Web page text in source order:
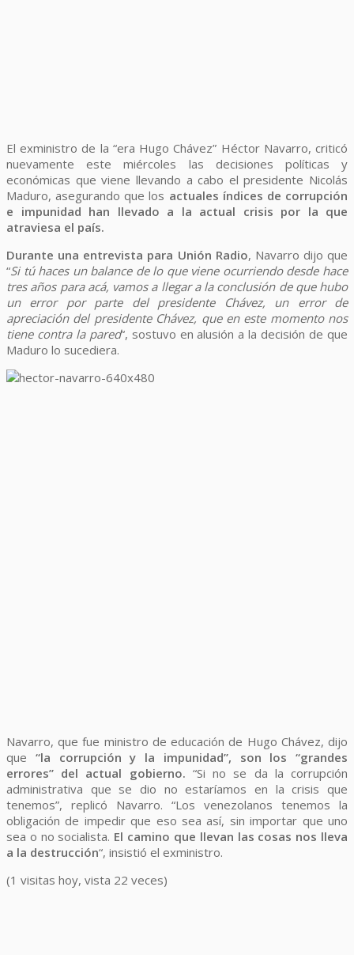
El exministro de la “era Hugo Chávez” Héctor Navarro, criticó
nuevamente este miércoles las decisiones políticas y
económicas que viene llevando a cabo el presidente Nicolás
Maduro, asegurando que los actuales índices de corrupción
e impunidad han llevado a la actual crisis por la que
atraviesa el país.
Durante una entrevista para Unión Radio, Navarro dijo que
“Si tú haces un balance de lo que viene ocurriendo desde hace
tres años para acá, vamos a llegar a la conclusión de que hubo
un error por parte del presidente Chávez, un error de
apreciación del presidente Chávez, que en este momento nos
tiene contra la pared“, sostuvo en alusión a la decisión de que
Maduro lo sucediera.
Navarro, que fue ministro de educación de Hugo Chávez, dijo
que “la corrupción y la impunidad”, son los “grandes
errores” del actual gobierno. “Si no se da la corrupción
administrativa que se dio no estaríamos en la crisis que
tenemos”, replicó Navarro. “Los venezolanos tenemos la
obligación de impedir que eso sea así, sin importar que uno
sea o no socialista. El camino que llevan las cosas nos lleva
a la destrucción“, insistió el exministro.
(1 visitas hoy, vista 22 veces)